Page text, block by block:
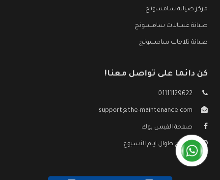
مركز صيانة سامسونج
صيانة غسالات سامسونج
صيانة ثلاجات سامسونج
كن دائما على تواصل معنا!
01111129622
support@the-maintenance.com
صفحة الفيس بوك
مفتوح طوال ايام الأسبوع